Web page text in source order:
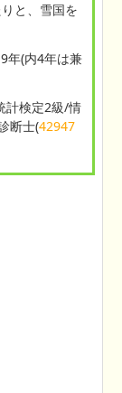
と、雪国を
年(内4年は兼
計検定2級/情
断士(42947